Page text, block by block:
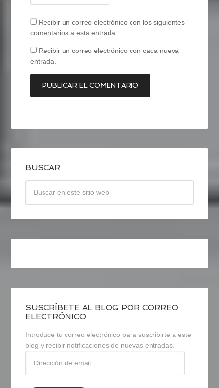
Recibir un correo electrónico con los siguientes
comentarios a esta entrada.
Recibir un correo electrónico con cada nueva
entrada.
BUSCAR
SUSCRÍBETE AL BLOG POR CORREO
ELECTRÓNICO
Introduce tu correo electrónico para suscribirte a este
blog y recibir notificaciones de nuevas entradas.
email